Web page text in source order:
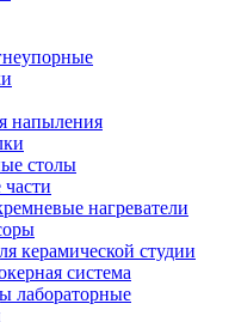
напыления
столы
нагреватели
керамической студии
система
лабораторные